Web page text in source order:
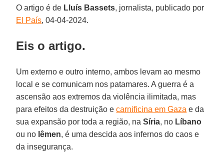
O artigo é de Lluís Bassets, jornalista, publicado por
El País, 04-04-2024.
Eis o artigo.
Um externo e outro interno, ambos levam ao mesmo
local e se comunicam nos patamares. A guerra é a
ascensão aos extremos da violência ilimitada, mas
para efeitos da destruição ecarnificina em Gaza e da
sua expansão por toda a região, naSíria, no Líbano
ou no Iêmen, é uma descida aos infernos do caos e
da insegurança.